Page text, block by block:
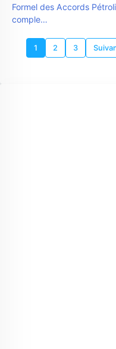
Formel des Accords
comple…
1 2 3